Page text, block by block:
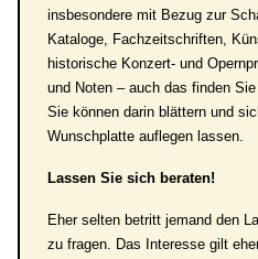
insbesondere mit Bezug zur
Kataloge, Fachzeitschriften,
historische Konzert- und
und Noten – auch das finden
Sie können darin blättern und
Wunschplatte auflegen lassen.
Lassen Sie sich beraten!
Eher selten betritt jemand den
zu fragen. Das Interesse gilt